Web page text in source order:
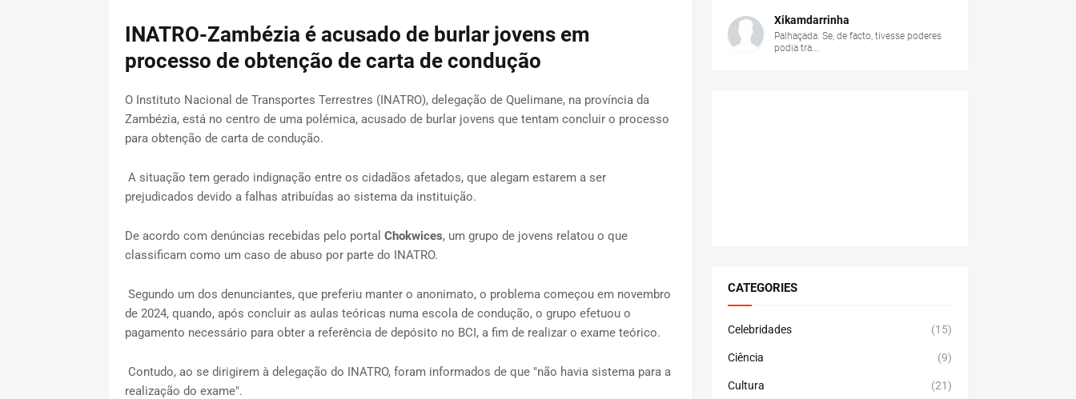
INATRO-Zambézia é acusado de burlar jovens em
processo de obtenção de carta de condução
O Instituto Nacional de Transportes Terrestres (INATRO), delegação de Quelimane, na província da
Zambézia, está no centro de uma polémica, acusado de burlar jovens que tentam concluir o processo
para obtenção de carta de condução.
A situação tem gerado indignação entre os cidadãos afetados, que alegam estarem a ser
prejudicados devido a falhas atribuídas ao sistema da instituição.
De acordo com denúncias recebidas pelo portal Chokwices, um grupo de jovens relatou o que
classificam como um caso de abuso por parte do INATRO.
Segundo um dos denunciantes, que preferiu manter o anonimato, o problema começou em novembro
de 2024, quando, após concluir as aulas teóricas numa escola de condução, o grupo efetuou o
pagamento necessário para obter a referência de depósito no BCI, a fim de realizar o exame teórico.
Contudo, ao se dirigirem à delegação do INATRO, foram informados de que "não havia sistema para a
realização do exame".
Xikamdarrinha
Palhaçada. Se, de facto, tivesse poderes
podia tra...
CATEGORIES
Celebridades (15)
Ciência (9)
Cultura (21)